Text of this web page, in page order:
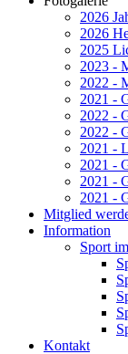
2026
2026
2025
2023 -
2022 -
2021 -
2022 -
2022 -
2021 -
2021 -
2021 -
2021 -
Mitglied
Information
Sport
Kontakt